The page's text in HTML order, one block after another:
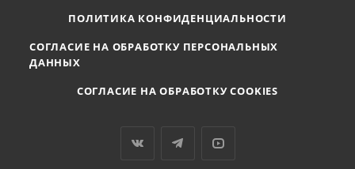
ПОЛИТИКА КОНФИДЕНЦИАЛЬНОСТИ
СОГЛАСИЕ НА ОБРАБОТКУ ПЕРСОНАЛЬНЫХ
ДАННЫХ
СОГЛАСИЕ НА ОБРАБОТКУ COOKIES